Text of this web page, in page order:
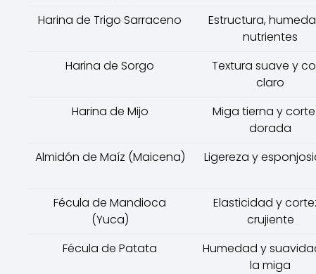
Harina de Trigo Sarraceno
Estructura,
nutrientes
Harina de Sorgo
Textura suave y
claro
Harina de Mijo
Miga tierna y
dorada
Almidón de Maíz (Maicena) Ligereza y
Fécula de Mandioca
(Yuca)
Elasticidad y
crujiente
Fécula de Patata
Humedad y
la miga